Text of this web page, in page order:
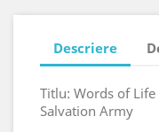
Descriere
Titlu: Words of
Salvation Army